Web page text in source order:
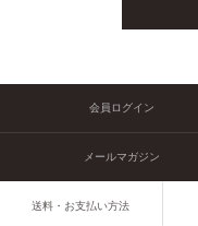
会員ログイン
メールマガジン
送料・お支払い方法